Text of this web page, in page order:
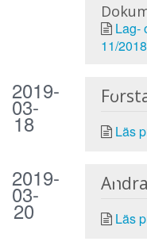
Lag-
11/
2019-
03-
18 Läs
2019-
03-
20 Läs